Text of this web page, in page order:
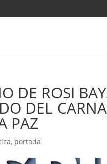
DE ROSI
DEL
PAZ
, portada